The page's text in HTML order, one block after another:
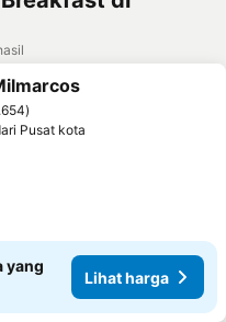
ke favorit
Pusat kota
yang
Lihat harga